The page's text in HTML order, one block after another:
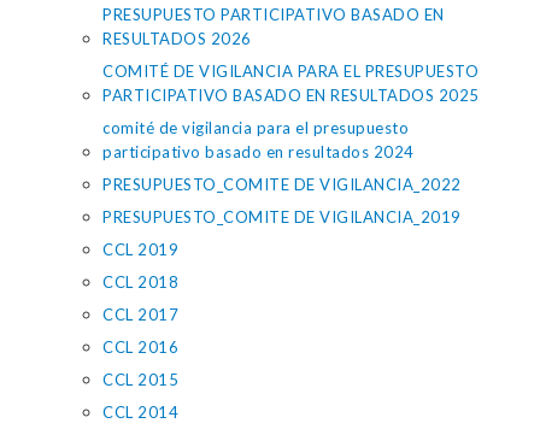
PRESUPUESTO PARTICIPATIVO BASADO EN
RESULTADOS 2026
COMITÉ DE VIGILANCIA PARA EL PRESUPUESTO
PARTICIPATIVO BASADO EN RESULTADOS 2025
comité de vigilancia para el presupuesto
participativo basado en resultados 2024
PRESUPUESTO_COMITE DE VIGILANCIA_2022
PRESUPUESTO_COMITE DE VIGILANCIA_2019
CCL 2019
CCL 2018
CCL 2017
CCL 2016
CCL 2015
CCL 2014